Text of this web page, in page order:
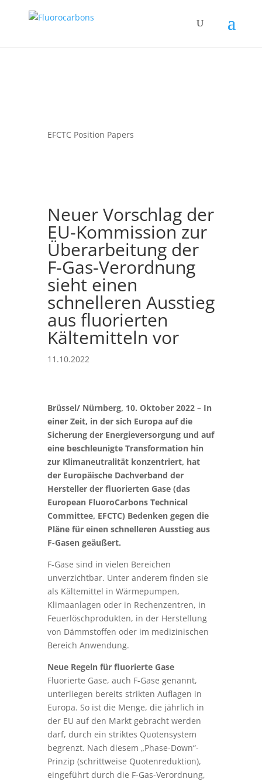
EFCTC Position Papers
Neuer Vorschlag der
EU-Kommission zur
Überarbeitung der
F-Gas-Verordnung
sieht einen
schnelleren Ausstieg
aus fluorierten
Kältemitteln vor
11.10.2022
Brüssel/ Nürnberg, 10. Oktober 2022 – In
einer Zeit, in der sich Europa auf die
Sicherung der Energieversorgung und auf
eine beschleunigte Transformation hin
zur Klimaneutralität konzentriert, hat
der Europäische Dachverband der
Hersteller der fluorierten Gase (das
European FluoroCarbons Technical
Committee, EFCTC) Bedenken gegen die
Pläne für einen schnelleren Ausstieg aus
F-Gasen geäußert.
F-Gase sind in vielen Bereichen
unverzichtbar. Unter anderem finden sie
als Kältemittel in Wärmepumpen,
Klimaanlagen oder in Rechenzentren, in
Feuerlöschprodukten, in der Herstellung
von Dämmstoffen oder im medizinischen
Bereich Anwendung.
Neue Regeln für fluorierte Gase
Fluorierte Gase, auch F-Gase genannt,
unterliegen bereits strikten Auflagen in
Europa. So ist die Menge, die jährlich in
der EU auf den Markt gebracht werden
darf, durch ein striktes Quotensystem
begrenzt. Nach diesem „Phase-Down“-
Prinzip (schrittweise Quotenreduktion),
eingeführt durch die F-Gas-Verordnung,